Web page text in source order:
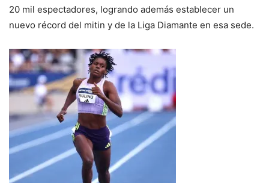
20 mil espectadores, logrando además establecer un
nuevo récord del mitin y de la Liga Diamante en esa sede.